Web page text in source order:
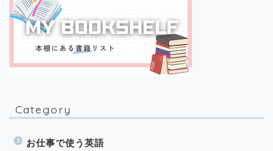
Category
お仕事で使う英語